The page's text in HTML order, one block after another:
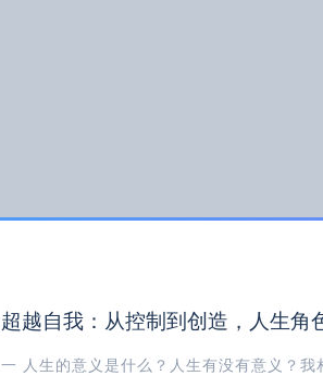
超越自我：从控制到创造，人生角
一 人生的意义是什么？人生有没有意义？